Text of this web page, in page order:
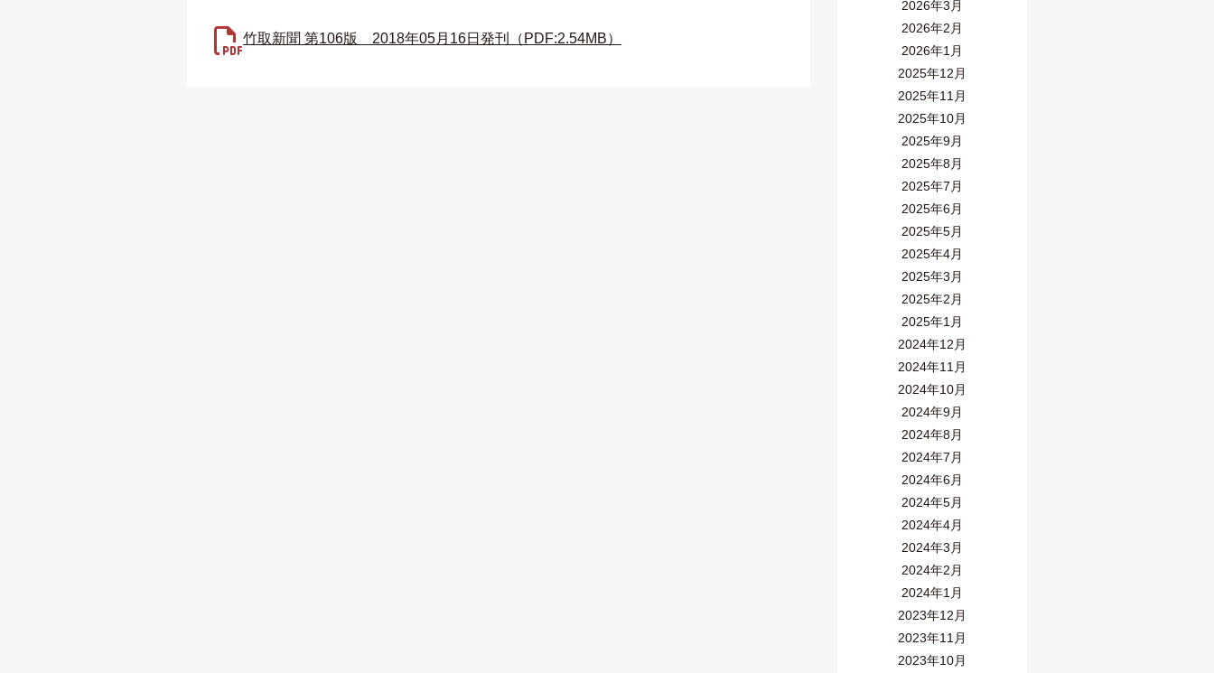
竹取新聞 第106版 2018年05月16日発刊 （PDF:2.54MB）
2026年3月
2026年2月
2026年1月
2025年12月
2025年11月
2025年10月
2025年9月
2025年8月
2025年7月
2025年6月
2025年5月
2025年4月
2025年3月
2025年2月
2025年1月
2024年12月
2024年11月
2024年10月
2024年9月
2024年8月
2024年7月
2024年6月
2024年5月
2024年4月
2024年3月
2024年2月
2024年1月
2023年12月
2023年11月
2023年10月